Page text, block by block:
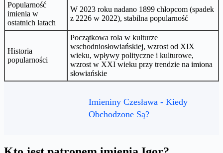
Popularność
imienia w
ostatnich latach
W 2023 roku nadano 1899 chłopcom (spadek
z 2226 w 2022), stabilna popularność
Historia
popularności
Początkowa rola w kulturze
wschodniosłowiańskiej, wzrost od XIX
wieku, wpływy polityczne i kulturowe,
wzrost w XXI wieku przy trendzie na imiona
słowiańskie
Imieniny Czesława - Kiedy
Obchodzone Są?